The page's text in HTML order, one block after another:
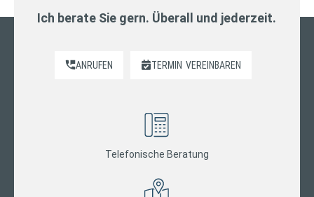
Ich berate Sie gern. Überall und jederzeit.
ANRUFEN TERMIN VEREINBAREN
Telefonische Beratung